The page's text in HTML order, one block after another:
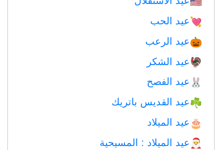
💘عيد الحب
🎃عيد الرعب
🦃عيد الشكر
🐰 عيد الفصح
☘️عيد القديس باتريك
🎂 عيد الميلاد
🎅 عيد الميلاد : المسيحية